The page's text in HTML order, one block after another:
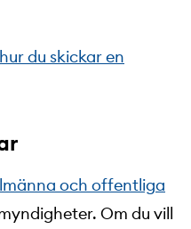
du skickar en
och offentliga
Om du vill